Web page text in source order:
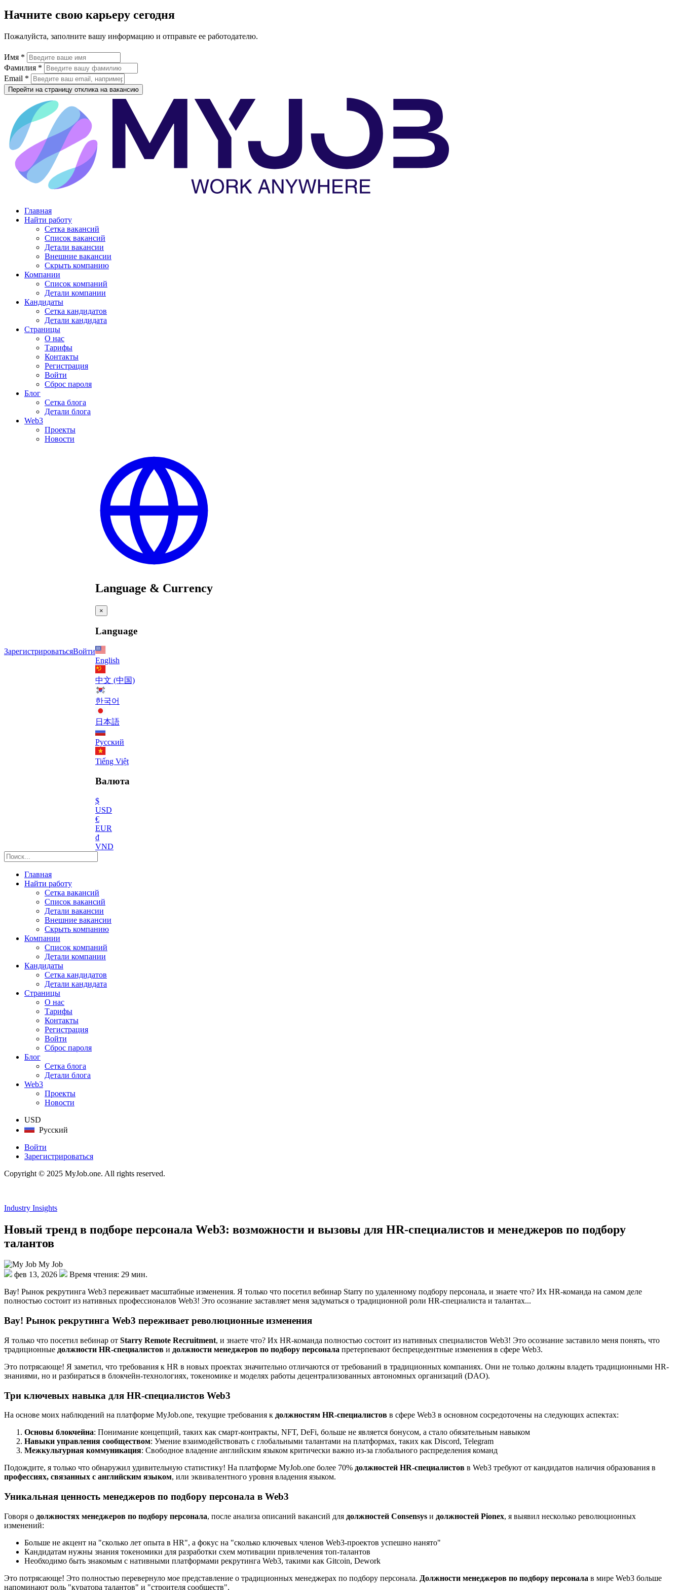
Начните свою карьеру сегодня
Пожалуйста, заполните вашу информацию и отправьте ее работодателю.
Имя *
Фамилия *
Email *
Перейти на страницу отклика на вакансию
Главная
Найти работу
Сетка вакансий
Список вакансий
Детали вакансии
Внешние вакансии
Скрыть компанию
Компании
Список компаний
Детали компании
Кандидаты
Сетка кандидатов
Детали кандидата
Страницы
О нас
Тарифы
Контакты
Регистрация
Войти
Сброс пароля
Блог
Сетка блога
Детали блога
Web3
Проекты
Новости
ЗарегистрироватьсяВойти
Language & Currency
×
Language
English
中文 (中国)
한국어
日本語
Русский
Tiếng Việt
Валюта
$
USD
€
EUR
₫
VND
Главная
Найти работу
Сетка вакансий
Список вакансий
Детали вакансии
Внешние вакансии
Скрыть компанию
Компании
Список компаний
Детали компании
Кандидаты
Сетка кандидатов
Детали кандидата
Страницы
О нас
Тарифы
Контакты
Регистрация
Войти
Сброс пароля
Блог
Сетка блога
Детали блога
Web3
Проекты
Новости
USD
Русский
Войти
Зарегистрироваться
Copyright © 2025 MyJob.one. All rights reserved.
Industry Insights
Новый тренд в подборе персонала Web3: возможности и вызовы для HR-специалистов и менеджеров по подбору
талантов
My Job
фев 13, 2026
Время чтения: 29 мин.
Вау! Рынок рекрутинга Web3 переживает масштабные изменения. Я только что посетил вебинар Starry по удаленному подбору персонала, и знаете что? Их HR-команда на самом деле
полностью состоит из нативных профессионалов Web3! Это осознание заставляет меня задуматься о традиционной роли HR-специалиста и талантах...
Вау! Рынок рекрутинга Web3 переживает революционные изменения
Я только что посетил вебинар от Starry Remote Recruitment, и знаете что? Их HR-команда полностью состоит из нативных специалистов Web3! Это осознание заставило меня понять, что
традиционные должности HR-специалистов и должности менеджеров по подбору персонала претерпевают беспрецедентные изменения в сфере Web3.
Это потрясающе! Я заметил, что требования к HR в новых проектах значительно отличаются от требований в традиционных компаниях. Они не только должны владеть традиционными HR-
знаниями, но и разбираться в блокчейн-технологиях, токеномике и моделях работы децентрализованных автономных организаций (DAO).
Три ключевых навыка для HR-специалистов Web3
На основе моих наблюдений на платформе MyJob.one, текущие требования к должностям HR-специалистов в сфере Web3 в основном сосредоточены на следующих аспектах:
Основы блокчейна: Понимание концепций, таких как смарт-контракты, NFT, DeFi, больше не является бонусом, а стало обязательным навыком
Навыки управления сообществом: Умение взаимодействовать с глобальными талантами на платформах, таких как Discord, Telegram
Межкультурная коммуникация: Свободное владение английским языком критически важно из-за глобального распределения команд
Подождите, я только что обнаружил удивительную статистику! На платформе MyJob.one более 70% должностей HR-специалистов в Web3 требуют от кандидатов наличия образования в
профессиях, связанных с английским языком, или эквивалентного уровня владения языком.
Уникальная ценность менеджеров по подбору персонала в Web3
Говоря о должностях менеджеров по подбору персонала, после анализа описаний вакансий для должностей Consensys и должностей Pionex, я выявил несколько революционных
изменений:
Больше не акцент на "сколько лет опыта в HR", а фокус на "сколько ключевых членов Web3-проектов успешно нанято"
Кандидатам нужны знания токеномики для разработки схем мотивации привлечения топ-талантов
Необходимо быть знакомым с нативными платформами рекрутинга Web3, такими как Gitcoin, Dework
Это потрясающе! Это полностью перевернуло мое представление о традиционных менеджерах по подбору персонала. Должности менеджеров по подбору персонала в мире Web3 больше
напоминают роль "куратора талантов" и "строителя сообществ".